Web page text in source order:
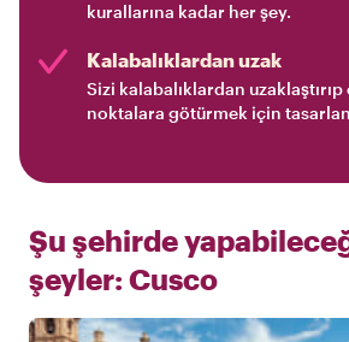
kurallarına kadar her şey.
Kalabalıklardan uzak
Sizi kalabalıklardan
noktalara götürmek için
Şu şehirde
şeyler: Cusco